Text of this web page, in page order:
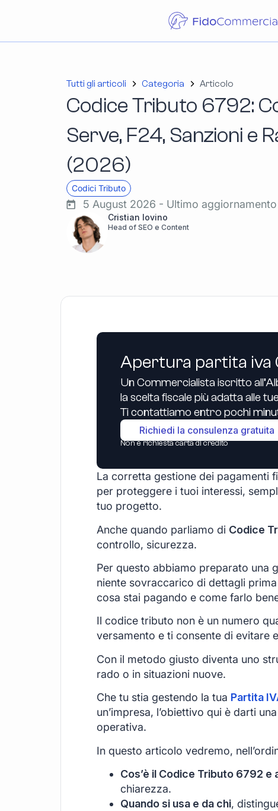
Tutti gli articoli Categoria Articolo
Codice Tributo 6792:
Serve, F24, Sanzioni e
(2026)
Codici Tributo
5 August 2026 - Ultimo aggiornamento
Cristian Iovino
Head of SEO e Content
Apertura partita iva
Un Commercialista iscritto
la scelta fiscale più adatta alle
Ti contattiamo entro pochi
Richiedi la consulenza gratuita
Non è richiesta carta di credito
La corretta gestione dei pagamenti
per proteggere i tuoi interessi,
tuo progetto.
Anche quando parliamo di Codice
controllo, sicurezza.
Per questo abbiamo preparato una
niente sovraccarico di dettagli
cosa stai pagando e come farlo
Il codice tributo non è un numero
versamento e ti consente di evitare
Con il metodo giusto diventa uno
rado o in situazioni nuove.
Che tu stia gestendo la tua Partita
un’impresa, l’obiettivo qui è darti
operativa.
In questo articolo vedremo,
Cos’è il Codice Tributo 6792
chiarezza.
Quando si usa e da chi,